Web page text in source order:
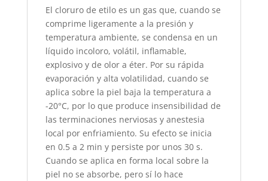
El cloruro de etilo es un gas que, cuando se
comprime ligeramente a la presión y
temperatura ambiente, se condensa en un
líquido incoloro, volátil, inflamable,
explosivo y de olor a éter. Por su rápida
evaporación y alta volatilidad, cuando se
aplica sobre la piel baja la temperatura a
-20°C, por lo que produce insensibilidad de
las terminaciones nerviosas y anestesia
local por enfriamiento. Su efecto se inicia
en 0.5 a 2 min y persiste por unos 30 s.
Cuando se aplica en forma local sobre la
piel no se absorbe, pero sí lo hace